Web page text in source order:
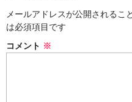
ふた付き
メールアドレスが公開されるこ
は必須項目です
コメント ※